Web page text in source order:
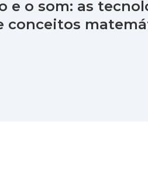
e o som: as
conceitos